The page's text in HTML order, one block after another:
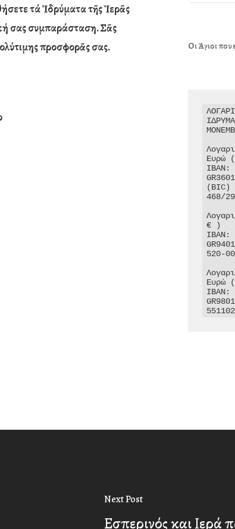
τά Ἱδρύματα τῆς Ἱερᾶς
σας συμπαράσταση. Σᾶς
προσφορᾶς σας.
Οι Άγιοι
Ευρώ
IBAN:
(BIC)
468/
€ )
IBAN:
520-
Ευρώ
IBAN:
Next Post
Εσπερινός και